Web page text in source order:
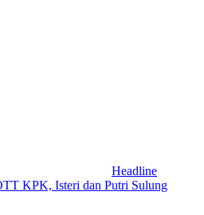
Headline
KPK, Isteri dan Putri Sulung